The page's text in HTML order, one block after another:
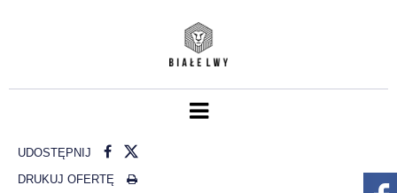
UDOSTĘPNIJ
DRUKUJ OFERTĘ